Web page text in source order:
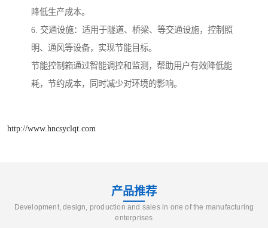
降低生产成本。
6. 交通设施：适用于隧道、桥梁、等交通设施，控制照
明、通风等设备，实现节能目标。
节能控制箱通过智能调控和监测，帮助用户有效降低能
耗，节约成本，同时减少对环境的影响。
http://www.hncsyclqt.com
产品推荐
Development, design, production and sales in one of the manufacturing
enterprises